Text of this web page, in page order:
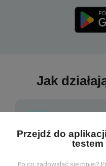
Jak
Skąd pochodzą
Przejdź do
Po co zadowalać się mniej?